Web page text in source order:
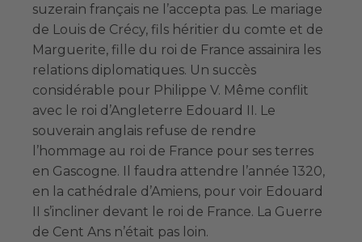
suzerain français ne l’accepta pas. Le mariage
de Louis de Crécy, fils héritier du comte et de
Marguerite, fille du roi de France assainira les
relations diplomatiques. Un succès
considérable pour Philippe V. Même conflit
avec le roi d’Angleterre Edouard II. Le
souverain anglais refuse de rendre
l’hommage au roi de France pour ses terres
en Gascogne. Il faudra attendre l’année 1320,
en la cathédrale d’Amiens, pour voir Edouard
II s’incliner devant le roi de France. La Guerre
de Cent Ans n’était pas loin.